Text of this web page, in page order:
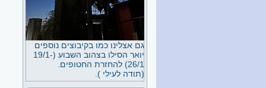
מרוצפת האספלט והאוויר ספוג
עשן המכוניות. האם זה הגיוני?
קציר החיטים בנחשון 6/26
ביום ראשון 21/6, היום הארוך
ביותר בשנה, החל קציר החיטה
בשדות נחשון. שני קומבינים
ירוקים עם שולחן רחב הסתערו
גם אצלינו כמו בקיבוצים נוספים
יואר הסילו בצהוב השבוע (19/1-
26/1) להחזרת החטופים.
(תודה לעילי ).